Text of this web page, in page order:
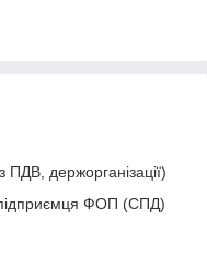
ПДВ, держорганізації)
підприємця ФОП (СПД)